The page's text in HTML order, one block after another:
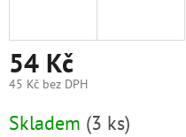
54 Kč
45 Kč bez DPH
cena:
Skladem (3 ks)